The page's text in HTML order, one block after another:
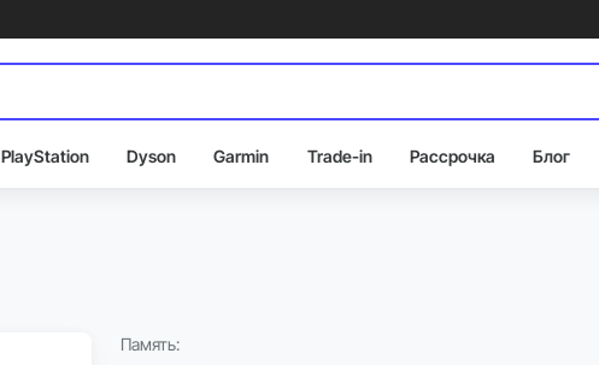
PlayStation Dyson Garmin Trade-in Рассрочка Блог
Память: